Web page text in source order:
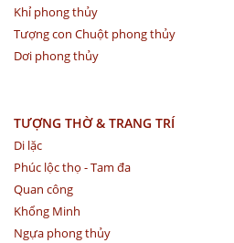
Khỉ phong thủy
Tượng con Chuột phong thủy
Dơi phong thủy
TƯỢNG THỜ & TRANG TRÍ
Di lặc
Phúc lộc thọ - Tam đa
Quan công
Khổng Minh
Ngựa phong thủy